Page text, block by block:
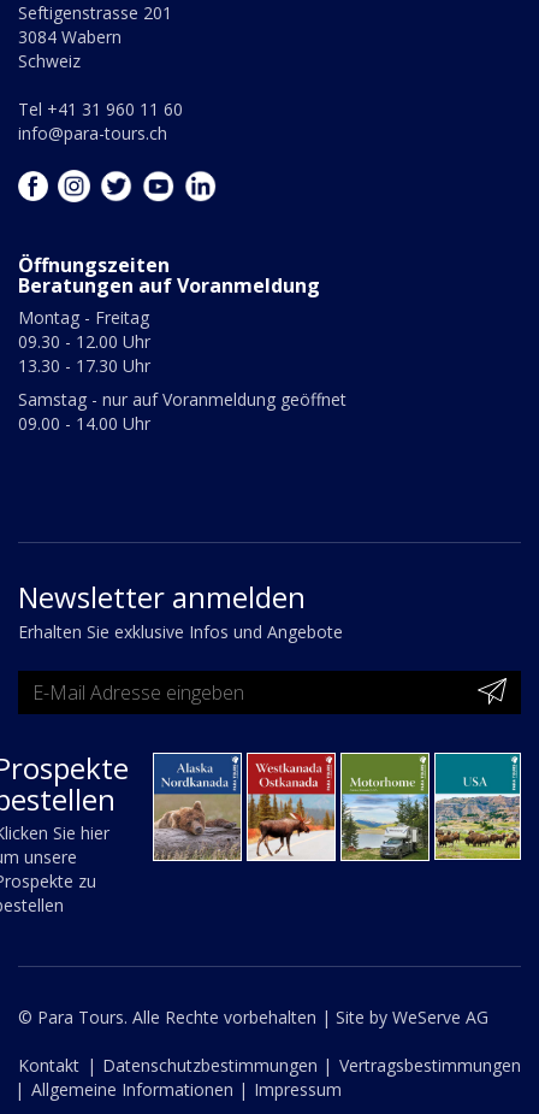
Seftigenstrasse 201
3084 Wabern
Schweiz
Tel +41 31 960 11 60
info@para-tours.ch
Öffnungszeiten
Beratungen auf Voranmeldung
Montag - Freitag
09.30 - 12.00 Uhr
13.30 - 17.30 Uhr
Samstag - nur auf Voranmeldung geöffnet
09.00 - 14.00 Uhr
Newsletter anmelden
Erhalten Sie exklusive Infos und Angebote
Sie hier
unsere
zu
© Para Tours. Alle Rechte vorbehalten | Site by WeServe AG
Kontakt | Datenschutzbestimmungen | Vertragsbestimmungen
| Allgemeine Informationen | Impressum